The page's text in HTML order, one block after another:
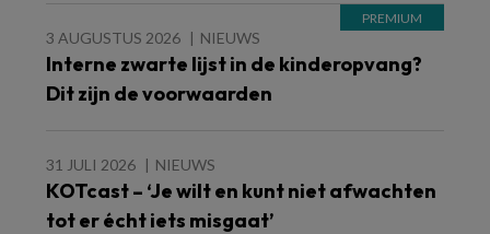
3 AUGUSTUS 2026 NIEUWS
Interne zwarte lijst in de kinderopvang?
Dit zijn de voorwaarden
31 JULI 2026 NIEUWS
KOTcast – ‘Je wilt en kunt niet afwachten
tot er écht iets misgaat’